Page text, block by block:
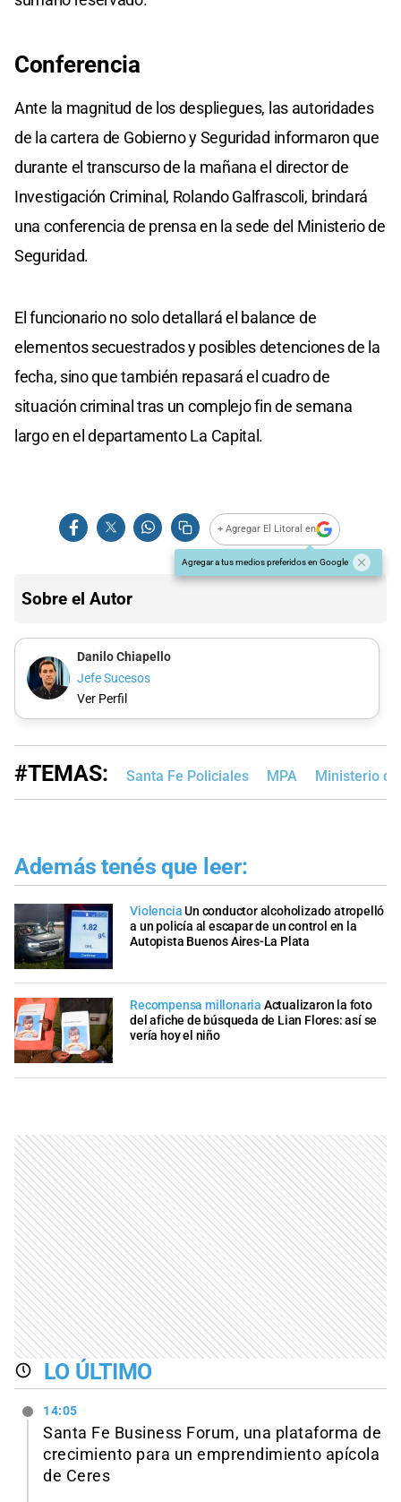
Conferencia
Ante la magnitud de los despliegues, las autoridades
de la cartera de Gobierno y Seguridad informaron que
durante el transcurso de la mañana el director de
Investigación Criminal, Rolando Galfrascoli, brindará
una conferencia de prensa en la sede del Ministerio de
Seguridad.
El funcionario no solo detallará el balance de
elementos secuestrados y posibles detenciones de la
fecha, sino que también repasará el cuadro de
situación criminal tras un complejo fin de semana
largo en el departamento La Capital.
+ Agregar El Litoral en
Agregar a tus medios preferidos en Google
Sobre el Autor
Danilo Chiapello
Jefe Sucesos
Ver Perfil
#TEMAS: Santa Fe Policiales MPA Ministerio
Además tenés que leer:
ViolenciaUn conductor alcoholizado atropelló
a un policía al escapar de un control en la
Autopista Buenos Aires-La Plata
Recompensa millonaria Actualizaron la foto
del afiche de búsqueda de Lian Flores: así se
vería hoy el niño
LO ÚLTIMO
14:05
Santa Fe Business Forum, una plataforma de
crecimiento para un emprendimiento apícola
de Ceres